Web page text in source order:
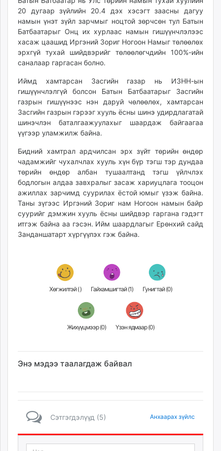
20 дугаар зүйлийн 20.4 дэх хэсэгт заасны дагуу
намын үнэт зүйл зарчмыг ноцтой зөрчсөн тул Батын
Батбаатарыг Онц их хурлаас намын гишүүнчлэлээс
хасаж цаашид Иргэний Зориг Ногоон Намыг төлөөлөх
эрхгүй тухай шийдвэрийг төлөөлөгчдийн 100%-ийн
саналаар гаргасан болно.
Иймд хамтарсан Засгийн газар нь ИЗНН-ын
гишүүнчлэлгүй болсон Батын Батбаатарыг Засгийн
газрын гишүүнээс нэн даруй чөлөөлөх, хамтарсан
Засгийн газрын гэрээг хууль ёсны шинэ удирдлагатай
шинэчлэн баталгаажуулахыг шаардаж байгаагаа
үүгээр уламжилж байна.
Бидний хамтрал ардчилсан эрх зүйт төрийн өндөр
чадамжийг чухалчлах хууль хүн бүр тэгш тэр дундаа
төрийн өндөр албан тушаалтанд тэгш үйлчлэх
бодлогын алдаа завхралыг засаж хариуцлага тооцон
ажиллах зарчимд суурилах ёстой юмыг үзэж байна.
Таны зүгээс Иргэний Зориг нам Ногоон намын байр
суурийг дэмжин хууль ёсны шийдвэр гаргана гэдэгт
итгэж байна аа гэсэн. Ийм шаардлагыг Ерөнхий сайд
Занданшатарт хүргүүлэх гэж байна.
Хөгжилтэй () Гайхамшигтай (1) Гунигтай (0)
Жихүүцмээр (0) Үзэн ядмаар (0)
Энэ мэдээ таалагдаж байвал
Сэтгэгдэлүүд (5) Анхаарах зүйлс